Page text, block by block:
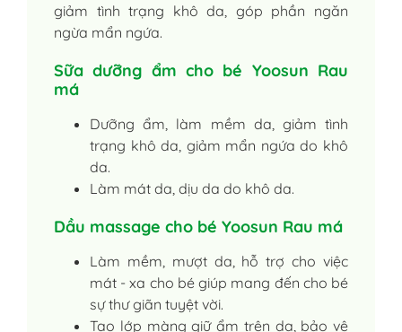
giảm tình trạng khô da, góp phần ngăn
ngừa mẩn ngứa.
Sữa dưỡng ẩm cho bé Yoosun Rau
má
Dưỡng ẩm, làm mềm da, giảm tình
trạng khô da, giảm mẩn ngứa do khô
da.
Làm mát da, dịu da do khô da.
Dầu massage cho bé Yoosun Rau má
Làm mềm, mượt da, hỗ trợ cho việc
mát - xa cho bé giúp mang đến cho bé
sự thư giãn tuyệt vời.
Tạo lớp màng giữ ẩm trên da, bảo vệ